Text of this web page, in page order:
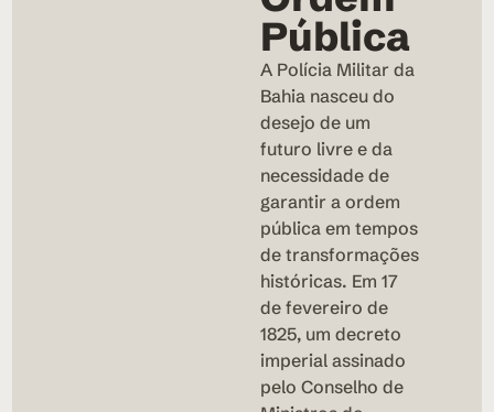
Pública
A Polícia Militar da
Bahia nasceu do
desejo de um
futuro livre e da
necessidade de
garantir a ordem
pública em tempos
de transformações
históricas. Em 17
de fevereiro de
1825, um decreto
imperial assinado
pelo Conselho de